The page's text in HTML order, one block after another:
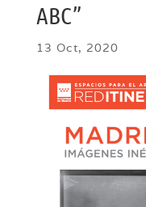
ABC”
13 Oct, 2020